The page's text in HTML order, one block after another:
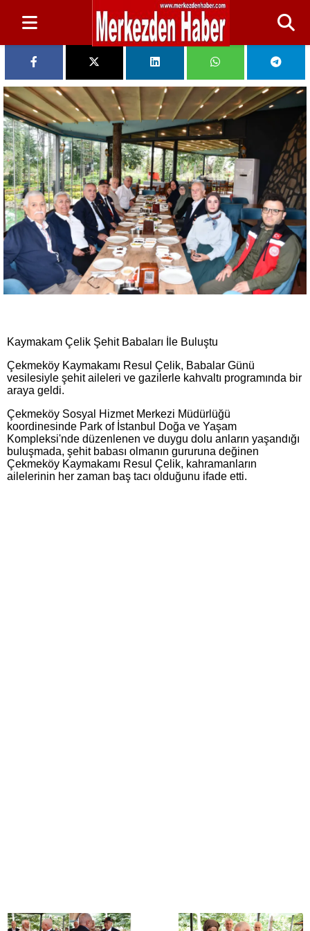
Kaymakam Çelik Şehit Babaları İle Buluştu
​Çekmeköy Kaymakamı Resul Çelik, Babalar Günü
vesilesiyle şehit aileleri ve gazilerle kahvaltı programında bir
araya geldi.
​Çekmeköy Sosyal Hizmet Merkezi Müdürlüğü
koordinesinde Park of İstanbul Doğa ve Yaşam
Kompleksi'nde düzenlenen ve duygu dolu anların yaşandığı
buluşmada, şehit babası olmanın gururuna değinen
Çekmeköy Kaymakamı Resul Çelik, kahramanların
ailelerinin her zaman baş tacı olduğunu ifade etti.